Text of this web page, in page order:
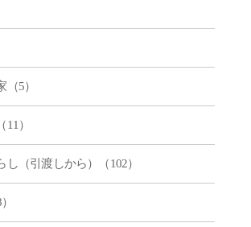
5）
）
し（引渡しから）（102）